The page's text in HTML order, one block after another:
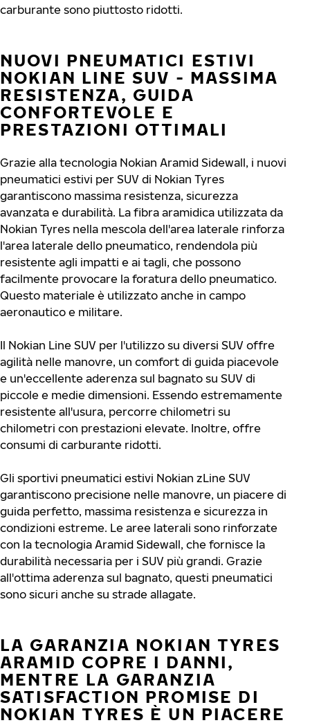
carburante sono piuttosto ridotti.
NUOVI PNEUMATICI ESTIVI
NOKIAN LINE SUV - MASSIMA
RESISTENZA, GUIDA
CONFORTEVOLE E
PRESTAZIONI OTTIMALI
Grazie alla tecnologia Nokian Aramid Sidewall, i nuovi
pneumatici estivi per SUV di Nokian Tyres
garantiscono massima resistenza, sicurezza
avanzata e durabilità. La fibra aramidica utilizzata da
Nokian Tyres nella mescola dell'area laterale rinforza
l'area laterale dello pneumatico, rendendola più
resistente agli impatti e ai tagli, che possono
facilmente provocare la foratura dello pneumatico.
Questo materiale è utilizzato anche in campo
aeronautico e militare.
Il Nokian Line SUV per l'utilizzo su diversi SUV offre
agilità nelle manovre, un comfort di guida piacevole
e un'eccellente aderenza sul bagnato su SUV di
piccole e medie dimensioni. Essendo estremamente
resistente all'usura, percorre chilometri su
chilometri con prestazioni elevate. Inoltre, offre
consumi di carburante ridotti.
Gli sportivi pneumatici estivi Nokian zLine SUV
garantiscono precisione nelle manovre, un piacere di
guida perfetto, massima resistenza e sicurezza in
condizioni estreme. Le aree laterali sono rinforzate
con la tecnologia Aramid Sidewall, che fornisce la
durabilità necessaria per i SUV più grandi. Grazie
all'ottima aderenza sul bagnato, questi pneumatici
sono sicuri anche su strade allagate.
LA GARANZIA NOKIAN TYRES
ARAMID COPRE I DANNI,
MENTRE LA GARANZIA
SATISFACTION PROMISE DI
NOKIAN TYRES È UN PIACERE